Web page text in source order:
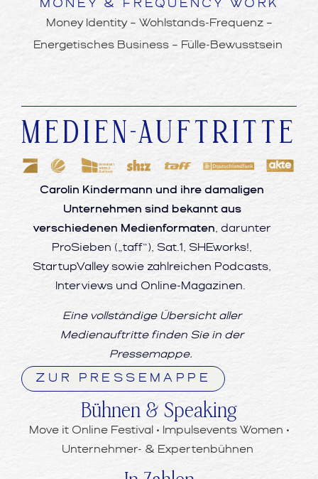
MONEY & FREQUENCY WORK
Money Identity – Wohlstands-Frequenz –
Energetisches Business – Fülle-Bewusstsein
MEDIEN-AUFTRITTE
Carolin Kindermann und ihre damaligen
Unternehmen sind bekannt aus
verschiedenen Medienformaten, darunter
ProSieben („taff“), Sat.1, SHEworks!,
StartupValley sowie zahlreichen Podcasts,
Interviews und Online-Magazinen.
Eine vollständige Übersicht aller
Medienauftritte finden Sie in der
Pressemappe.
ZUR PRESSEMAPPE
Bühnen & Speaking
Move it Online Festival • Impulsevents Women •
Unternehmer- & Expertenbühnen